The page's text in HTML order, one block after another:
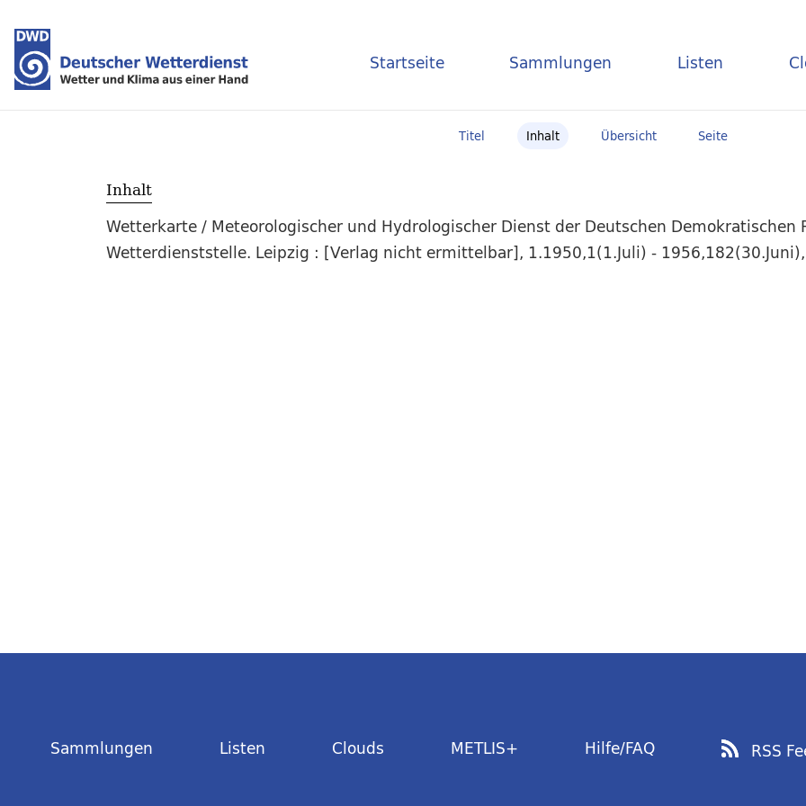
Startseite Sammlungen Listen
Titel Inhalt Übersicht Seite
Inhalt
Wetterkarte / Meteorologischer und Hydrologischer Dienst der Deutschen
Wetterdienststelle. Leipzig : [Verlag nicht ermittelbar], 1.1950,1(1.Juli) -
Sammlungen Listen Clouds METLIS+ Hilfe/FAQ RSS